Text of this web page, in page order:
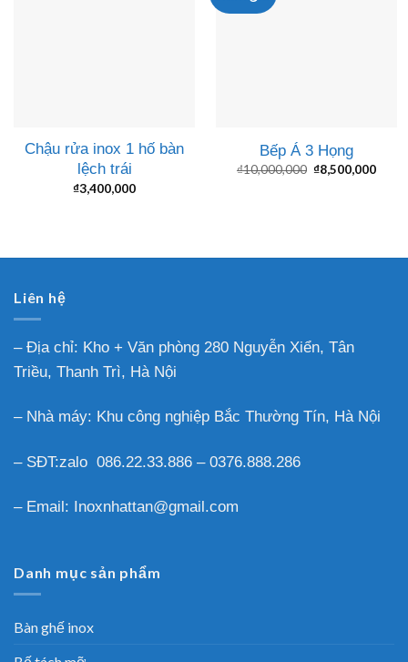
Chậu rửa inox 1 hố bàn
lệch trái
₫3,400,000
Bếp Á 3 Họng
₫10,000,000 Giá
gốc
₫8,500,000Giá
Liên hệ
– Địa chỉ: Kho + Văn phòng 280 Nguyễn Xiển, Tân
Triều, Thanh Trì, Hà Nội
– Nhà máy: Khu công nghiệp Bắc Thường Tín, Hà Nội
– SĐT:zalo 086.22.33.886 – 0376.888.286
– Email: Inoxnhattan@gmail.com
Danh mục sản phẩm
Bàn ghế inox